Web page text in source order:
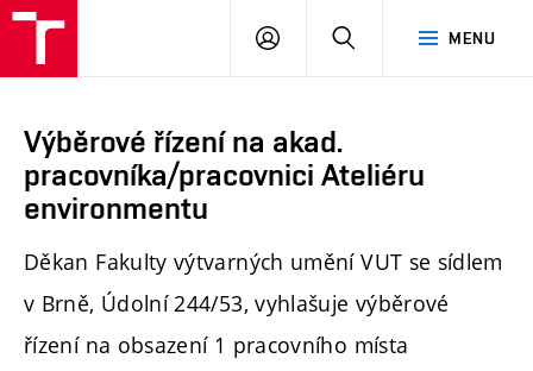
MENU
PŘIHLÁSIT
Výběrové řízení na akad.
pracovníka/pracovnici Ateliéru
environmentu
Děkan Fakulty výtvarných umění VUT se sídlem
v Brně, Údolní 244/53, vyhlašuje výběrové
řízení na obsazení 1 pracovního místa